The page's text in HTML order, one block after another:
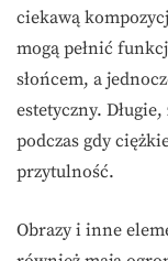
ciekawą
mogą pełnić
słońcem, a
estetyczny.
podczas gdy
przytulność.
Obrazy i inne